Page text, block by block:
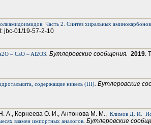
Часть 2. Синтез хиральных
jbc-01/19-57-2-10
– CaO – Al2O3. Бутлеровские сообщения. 2019.
содержащие никель (III). Бутлеровские
А., Корнеева О. И., Антонова М. М., Климов Д. И.
взамен импортных аналогов. Бутлеровские